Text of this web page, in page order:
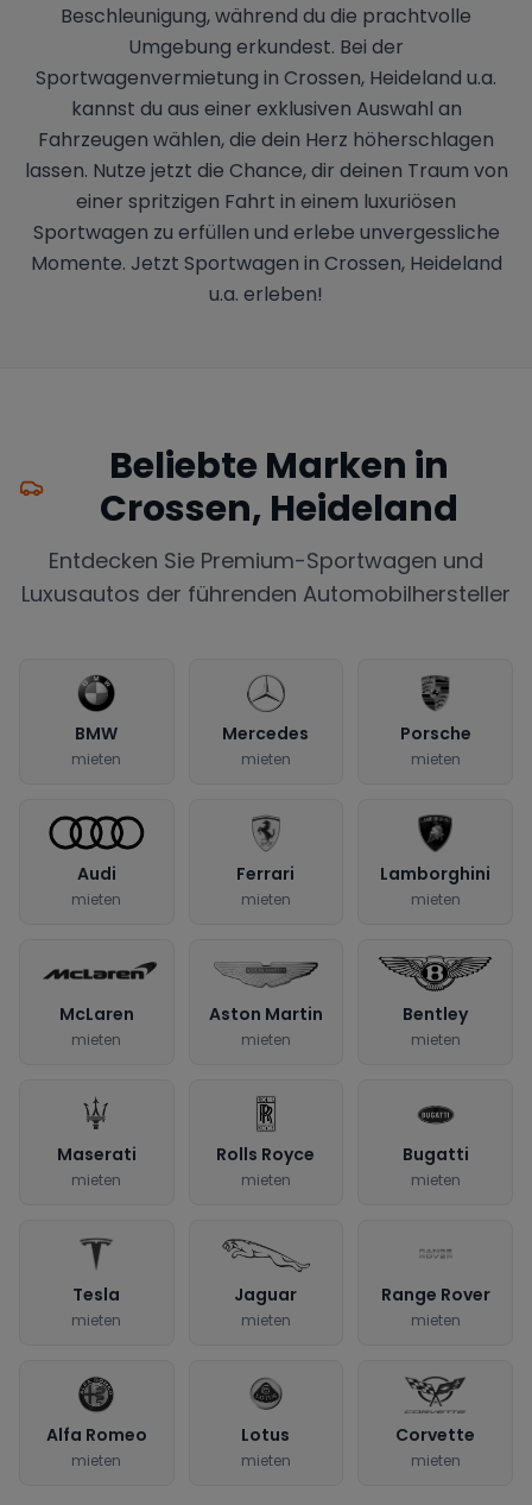
Beschleunigung, während du die prachtvolle
Umgebung erkundest. Bei der
Sportwagenvermietung in Crossen, Heideland u.a.
kannst du aus einer exklusiven Auswahl an
Fahrzeugen wählen, die dein Herz höherschlagen
lassen. Nutze jetzt die Chance, dir deinen Traum von
einer spritzigen Fahrt in einem luxuriösen
Sportwagen zu erfüllen und erlebe unvergessliche
Momente. Jetzt Sportwagen in Crossen, Heideland
u.a. erleben!
Beliebte Marken in
Crossen, Heideland
Entdecken Sie Premium-Sportwagen und
Luxusautos der führenden Automobilhersteller
BMW
mieten
Mercedes
mieten
Porsche
mieten
Audi
mieten
Ferrari
mieten
Lamborghini
mieten
McLaren
mieten
Aston Martin
mieten
Bentley
mieten
Maserati
mieten
Rolls Royce
mieten
Bugatti
mieten
Tesla
mieten
Jaguar
mieten
Range Rover
mieten
Alfa Romeo
mieten
Lotus
mieten
Corvette
mieten